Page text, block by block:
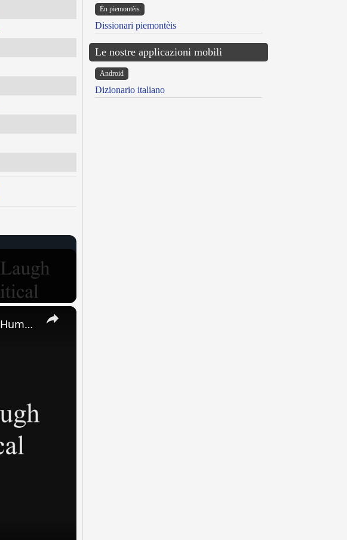
×
Hilarious Political Sketches: Laugh Out Loud with Our Top Political Humor Videos!
Ën piemontèis
Dissionari piemontèis
Le nostre applicazioni mobili
Android
Dizionario italiano